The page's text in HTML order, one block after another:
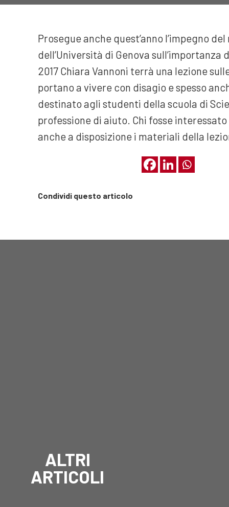
Prosegue anche quest’anno l’impegno
dell’Università di Genova
2017 Chiara Vannoni terrà una lezione
portano a vivere con disagio e spesso
destinato agli studenti della scuola di
professione di aiuto. Chi fosse
anche a disposizione i materiali della
Condividi questo articolo
ALTRI
ARTICOLI